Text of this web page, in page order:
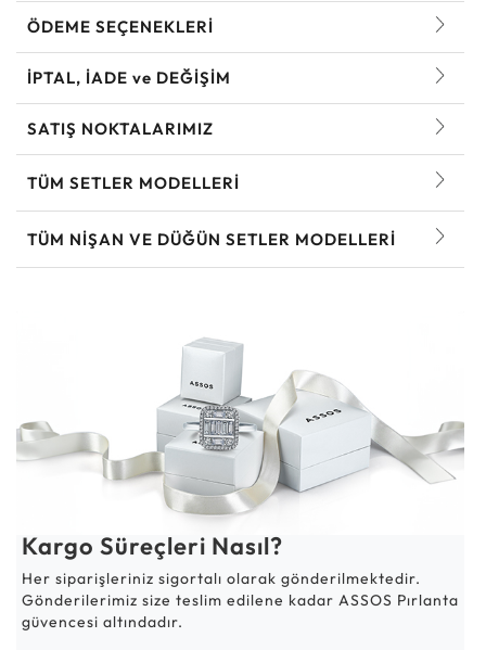
ÖDEME SEÇENEKLERİ
İPTAL, İADE ve DEĞİŞİM
SATIŞ NOKTALARIMIZ
TÜM SETLER MODELLERI
TÜM NIŞAN VE DÜĞÜN SETLER MODELLERI
Kargo Süreçleri Nasıl?
Her siparişleriniz sigortalı olarak gönderilmektedir.
Gönderilerimiz size teslim edilene kadar ASSOS Pırlanta
güvencesi altındadır.